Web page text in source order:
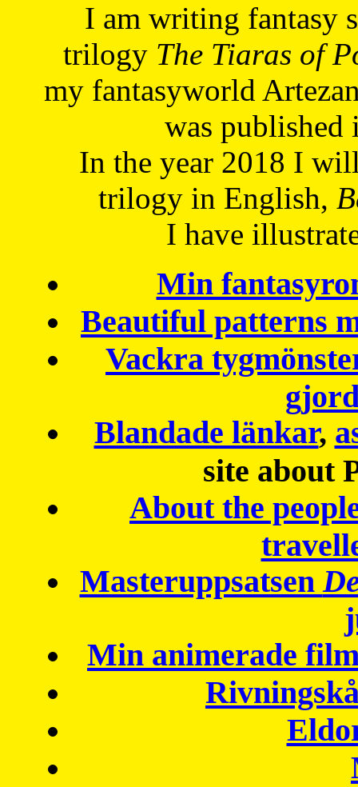
I am writing fantasy
trilogy The Tiaras of
my fantasyworld
was published
In the year 2018 I
trilogy in English,
I have
Min
Beautiful patterns
Vackra
Blandade länkar,
site about
About the
Masteruppsatsen
Min animerade